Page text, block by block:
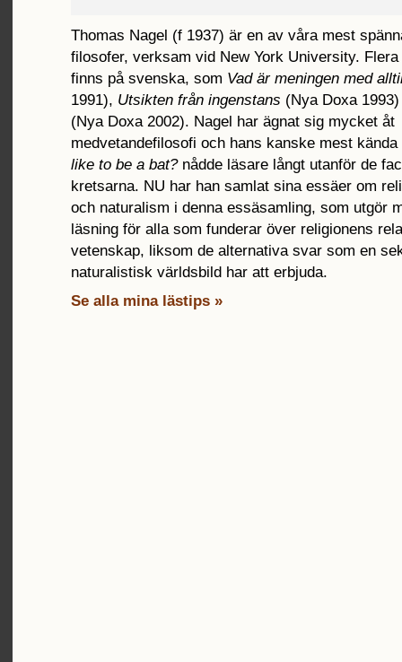
Thomas Nagel (f 1937) är en av våra mest
filosofer, verksam vid New York University.
finns på svenska, som Vad är meningen med
1991), Utsikten från ingenstans (Nya Doxa
(Nya Doxa 2002). Nagel har ägnat sig mycket åt
medvetandefilosofi och hans kanske mest
like to be a bat? nådde läsare långt utanför de
kretsarna. NU har han samlat sina essäer om
och naturalism i denna essäsamling, som utgör
läsning för alla som funderar över religionens
vetenskap, liksom de alternativa svar som en
naturalistisk världsbild har att erbjuda.
Se alla mina lästips »